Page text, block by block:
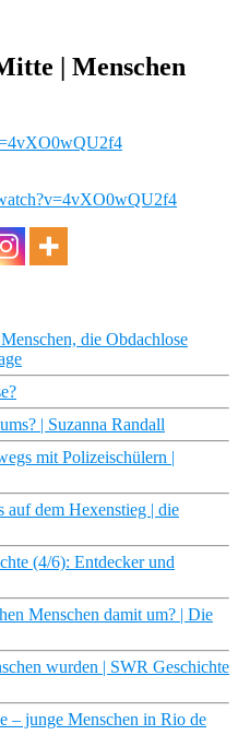
| Menschen
die Obdachlose
| Suzanna Randall
mit Polizeischülern |
dem Hexenstieg | die
(4/6): Entdecker und
Menschen damit um? | Die
wurden | SWR Geschichte
– junge Menschen in Rio de